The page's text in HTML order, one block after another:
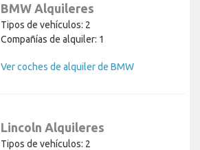
BMW Alquileres
Tipos de vehículos: 2
Compañías de alquiler: 1
Ver coches de alquiler de BMW
Lincoln Alquileres
Tipos de vehículos: 2